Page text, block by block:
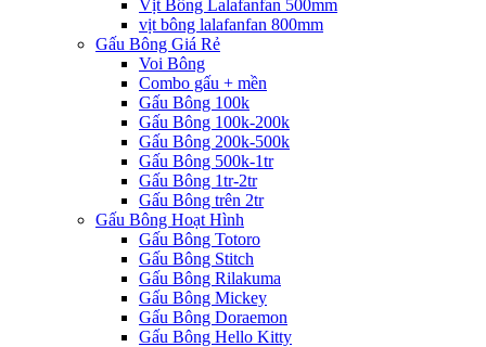
Vịt Bông Lalafanfan 500mm
vịt bông lalafanfan 800mm
Gấu Bông Giá Rẻ
Voi Bông
Combo gấu + mền
Gấu Bông 100k
Gấu Bông 100k-200k
Gấu Bông 200k-500k
Gấu Bông 500k-1tr
Gấu Bông 1tr-2tr
Gấu Bông trên 2tr
Gấu Bông Hoạt Hình
Gấu Bông Totoro
Gấu Bông Stitch
Gấu Bông Rilakuma
Gấu Bông Mickey
Gấu Bông Doraemon
Gấu Bông Hello Kitty